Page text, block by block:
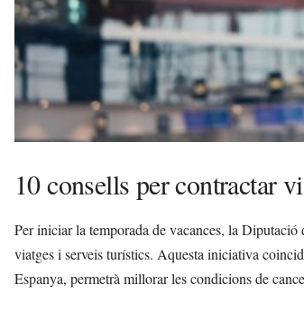
10 consells per contractar
Per iniciar la temporada de vacances, la Diputació
viatges i serveis turístics. Aquesta iniciativa
Espanya, permetrà millorar les condicions de